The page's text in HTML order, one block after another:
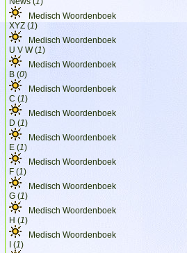
Medisch Woordenboek
XYZ (1)
Medisch Woordenboek
U V W (1)
Medisch Woordenboek
B (0)
Medisch Woordenboek
C (1)
Medisch Woordenboek
D (1)
Medisch Woordenboek
E (1)
Medisch Woordenboek
F (1)
Medisch Woordenboek
G (1)
Medisch Woordenboek
H (1)
Medisch Woordenboek
I (1)